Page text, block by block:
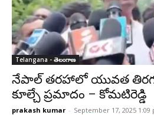
Telangana - తెలంగాణ
నేపాల్‌ తరహాలో యువత
కూల్చే ప్ర‌మాదం – కోమ‌టిరెడ్డి
prakash kumar - September 17, 2025 1:09